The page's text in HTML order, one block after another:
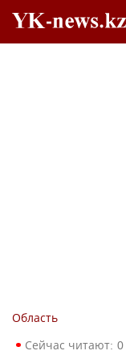
Область
Сейчас читают: 0